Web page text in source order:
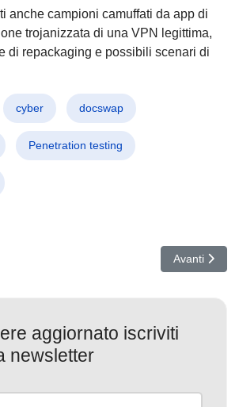
anche campioni camuffati da app di
trojanizzata di una VPN legittima,
di repackaging e possibili scenari di
cyber docswap
Penetration testing
LongNosedGoblin colpisce governi asiatici:
Articolo
Avanti
aggiornato iscriviti
newsletter